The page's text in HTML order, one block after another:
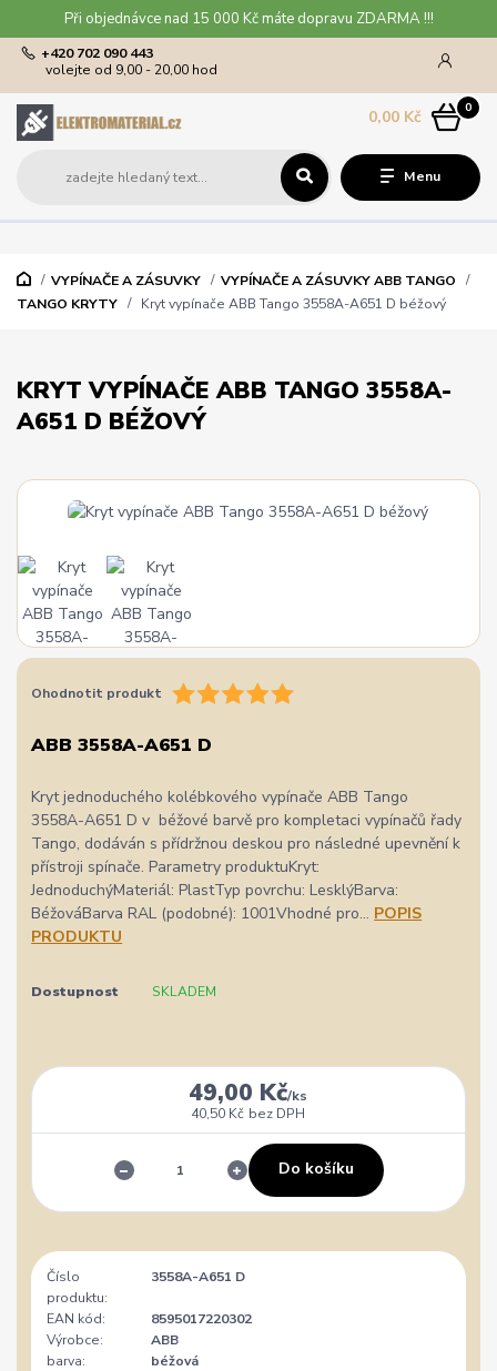
Při objednávce nad 15 000 Kč máte dopravu ZDARMA !!!
Menu
+420 702 090 443
volejte od 9,00 - 20,00 hod
0
0,00 Kč
VYPÍNAČE A ZÁSUVKY
VYPÍNAČE A ZÁSUVKY ABB TANGO
TANGO KRYTY
Kryt vypínače ABB Tango 3558A-A651 D béžový
KRYT VYPÍNAČE ABB TANGO 3558A-
A651 D BÉŽOVÝ
Ohodnotit produkt
ABB 3558A-A651 D
Kryt jednoduchého kolébkového vypínače ABB Tango
3558A-A651 D v béžové barvě pro kompletaci vypínačů řady
Tango, dodáván s přídržnou deskou pro následné upevnění k
přístroji spínače. Parametry produktuKryt:
JednoduchýMateriál: PlastTyp povrchu: LesklýBarva:
BéžováBarva RAL (podobné): 1001Vhodné pro... POPIS
PRODUKTU
Dostupnost SKLADEM
49,00 Kč/ks
40,50 Kč bez DPH
Do košíku
Číslo
produktu:
3558A-A651 D
EAN kód:
8595017220302
Výrobce:
ABB
barva:
béžová